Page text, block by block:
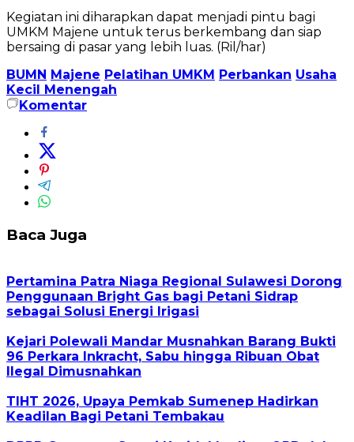
Kegiatan ini diharapkan dapat menjadi pintu bagi
UMKM Majene untuk terus berkembang dan siap
bersaing di pasar yang lebih luas. (Ril/har)
BUMN Majene Pelatihan UMKM Perbankan Usaha
Kecil Menengah
Komentar
Baca Juga
Pertamina Patra Niaga Regional Sulawesi Dorong
Penggunaan Bright Gas bagi Petani Sidrap
sebagai Solusi Energi Irigasi
Kejari Polewali Mandar Musnahkan Barang Bukti
96 Perkara Inkracht, Sabu hingga Ribuan Obat
Ilegal Dimusnahkan
TIHT 2026, Upaya Pemkab Sumenep Hadirkan
Keadilan Bagi Petani Tembakau